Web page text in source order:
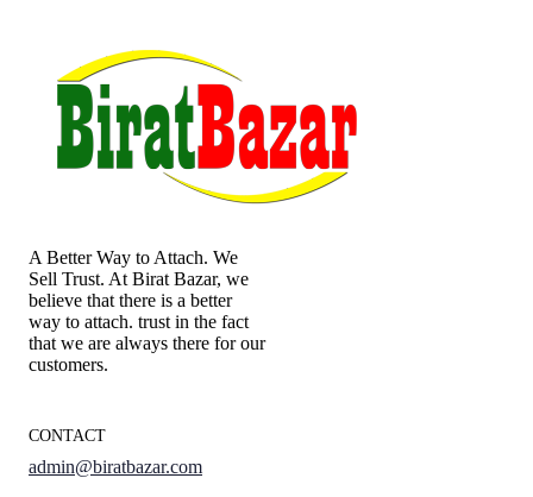
A Better Way to Attach. We
Sell Trust. At Birat Bazar, we
believe that there is a better
way to attach. trust in the fact
that we are always there for our
customers.
CONTACT
admin@biratbazar.com